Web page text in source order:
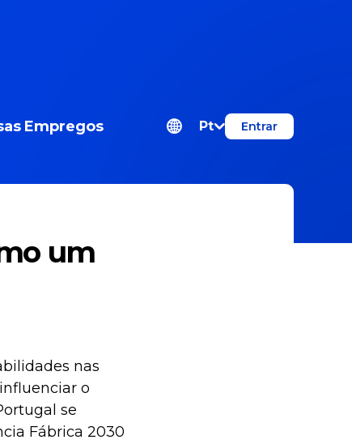
Empregos Pt Entrar
um
nas
o
se
Fábrica 2030